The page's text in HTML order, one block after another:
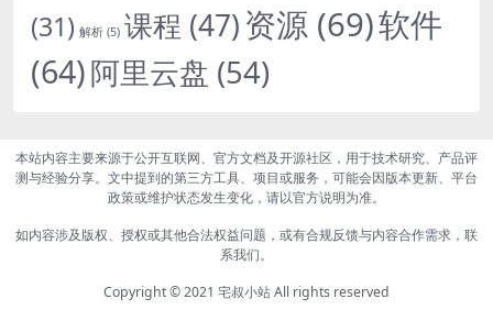
(31) 解析 (5) 课程 (47)资源 (69)软件
(64)阿里云盘 (54)
本站内容主要来源于公开互联网、官方文档及开源社区，用于技术研究、产品评
测与经验分享。文中提到的第三方工具、项目或服务，可能会因版本更新、平台
政策或维护状态发生变化，请以官方说明为准。
如内容涉及版权、授权或其他合法权益问题，或有合规反馈与内容合作需求，联
系我们。
Copyright © 2021 宅叔小站All rights reserved